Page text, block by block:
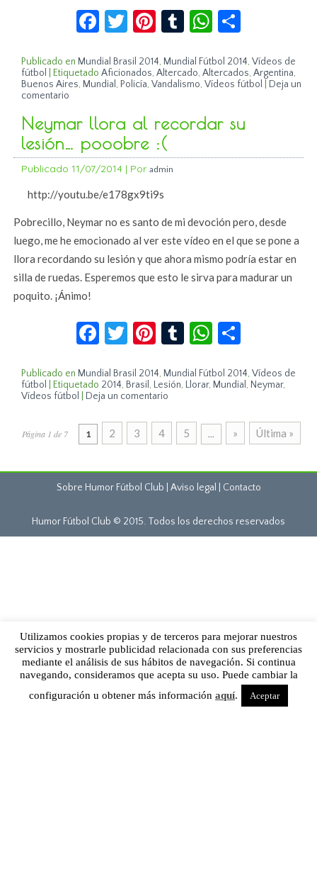
Facebook
Twitter
Pinterest
TumblrWhatsApp
Publicado en Mundial Brasil 2014, Mundial Fútbol 2014,Vídeos de
fútbol
Etiquetado Aficionados,Altercado,Altercados,Argentina,
Buenos Aires, Mundial , Policía,Vandalismo,Vídeos fútbol
Deja un
comentario
Neymar llora al recordar su
lesión… pooobre :(
Publicado 11/07/2014 | Por admin
http://youtu.be/e178gx9ti9s
Pobrecillo, Neymar no es santo de mi devoción pero, desde
luego, me he emocionado al ver este vídeo en el que se pone a
llora recordando su lesión y que ahora mismo podría estar en
silla de ruedas. Esperemos que esto le sirva para madurar un
poquito. ¡Ánimo!
Facebook
Twitter
Pinterest
TumblrWhatsApp
Publicado en Mundial Brasil 2014, Mundial Fútbol 2014,Vídeos de
fútbol
Etiquetado 2014, Brasil , Lesión, Llorar, Mundial , Neymar,
Vídeos fútbol
Deja un comentario
Página 1 de 7 1 2 3 4 5 » Última »
Sobre Humor Fútbol Club | Aviso legal | Contacto
Humor Fútbol Club © 2015. Todos los derechos reservados
Utilizamos cookies propias y de terceros para mejorar nuestros
servicios y mostrarle publicidad relacionada con sus preferencias
mediante el análisis de sus hábitos de navegación. Si continua
navegando, consideramos que acepta su uso. Puede cambiar la
configuración u obtener más información aquí. Aceptar